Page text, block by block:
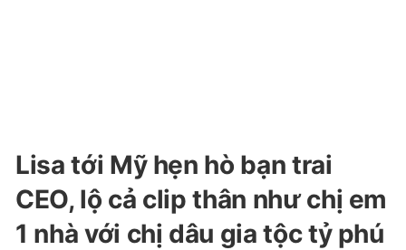
Lisa tới Mỹ hẹn hò bạn trai
CEO, lộ cả clip thân như chị em
1 nhà với chị dâu gia tộc tỷ phú